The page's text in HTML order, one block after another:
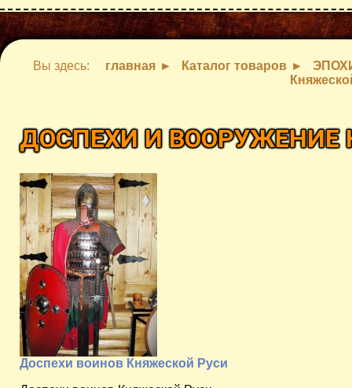
Вы здесь: главная Каталог товаров
ДОСПЕХИ И ВООРУЖЕНИЕ
Доспехи воинов Княжеской Руси